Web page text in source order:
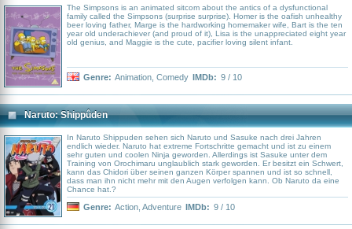
The Simpsons is an animated sitcom about the antics of a dysfunctional
family called the Simpsons (surprise surprise). Homer is the oafish unhealthy
beer loving father, Marge is the hardworking homemaker wife, Bart is the ten
year old underachiever (and proud of it), Lisa is the unappreciated eight year
old genius, and Maggie is the cute, pacifier loving silent infant.
Genre: Animation Comedy IMDb: 9 / 10
Naruto: Shippûden
In Naruto Shippuden sehen sich Naruto und Sasuke nach drei Jahren
endlich wieder. Naruto hat extreme Fortschritte gemacht und ist zu einem
sehr guten und coolen Ninja geworden. Allerdings ist Sasuke unter dem
Training von Orochimaru unglaublich stark geworden. Er besitzt ein Schwert,
kann das Chidori über seinen ganzen Körper spannen und ist so schnell,
dass man ihn nicht mehr mit den Augen verfolgen kann. Ob Naruto da eine
Chance hat.?
Genre: Action Adventure IMDb: 9 / 10